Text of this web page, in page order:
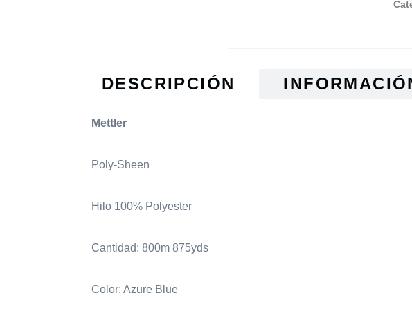
DESCRIPCIÓN
Mettler
Poly-Sheen
Hilo 100% Polyester
Cantidad: 800m 875yds
Color: Azure Blue